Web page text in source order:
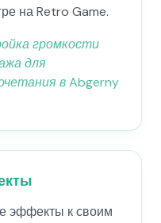
на Retro Game.
громкости
для
в Abgerny
эффекты к своим